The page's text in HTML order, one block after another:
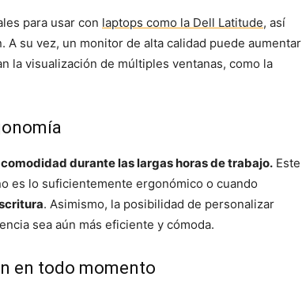
para usar con laptops como la Dell Latitude, así
A su vez, un monitor de alta calidad puede aumentar
la visualización de múltiples ventanas, como la
durante las largas horas de trabajo. Este
es lo suficientemente ergonómico o cuando
. Asimismo, la posibilidad de personalizar
sea aún más eficiente y cómoda.
en todo momento